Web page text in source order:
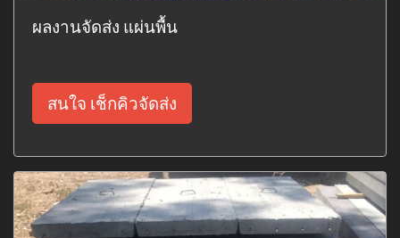
ผลงานจัดส่ง แผ่นพื้น
สนใจ เช็กคิวจัดส่ง